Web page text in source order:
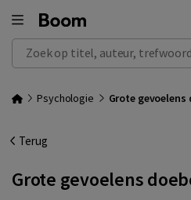
Zoek op titel, auteur, trefwoord of
Psychologie Grote gevoelens
Terug
Grote gevoelens